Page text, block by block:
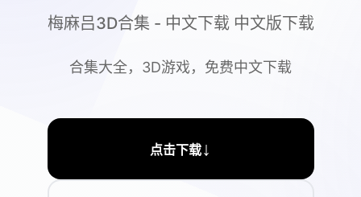
梅麻吕3D合集 - 中文下载 中文版下载
合集大全，3D游戏，免费中文下载
点击下载↓